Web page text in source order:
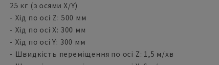
25 кг (з осями X/Y)
- Хід по осі Z: 500 мм
- Хід по осі X: 300 мм
- Хід по осі Y: 300 мм
- Швидкість переміщення по осі Z: 1,5 м/хв